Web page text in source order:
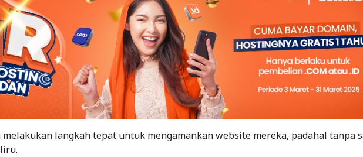
melakukan langkah tepat untuk mengamankan website mereka, padahal tanpa